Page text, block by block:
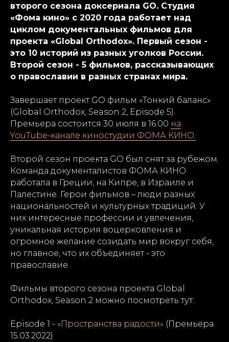
второго сезона доксериала GO. Студия
«Фома кино» с 2020 года работает над
циклом документальных фильмов для
проекта «Global Orthodox». Первый сезон -
это 10 историй из разных уголков России.
Второй сезон - 5 фильмов, рассказывающих
о православии в разных странах мира.
Завершает проект GO фильм «Тонкий баланс»
(Global Orthodox, Season 2, Episode 5).
Премьера состоится 30 июля в 16.00 на
YouTube-канале киностудии ФОМА КИНО.
Второй сезон проекта GO был снят за рубежом.
Команда документалистов ФОМА КИНО
работала в Греции, на Кипре, в Израиле и
Палестине. Герои фильмов – люди разных
национальностей и культурных традиций. У
них интересные профессии и увлечения,
уникальная история воцерковления и
огромное желание созидать мир вокруг себя,
но главное, что их объединяет - это
православие.
Фильмы второго сезона проекта Global
Orthodox, Season 2 можно посмотреть тут:
Episode 1 - «Пространства радости» (Премьера
15.03.2022)